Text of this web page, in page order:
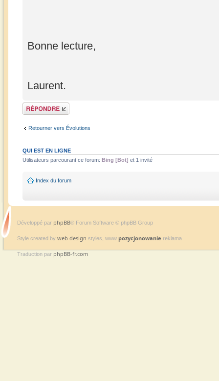
Bonne lecture,
Laurent.
Répondre
Retourner vers Évolutions
QUI EST EN LIGNE
Utilisateurs parcourant ce forum: Bing [Bot] et 1 invité
Index du forum
Développé par phpBB® Forum Software © phpBB Group
Style created by web design styles, www pozycjonowanie reklama
Traduction par phpBB-fr.com